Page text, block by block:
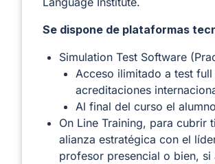
Se dispone de plataformas
Simulation Test Software
Acceso ilimitado a test
acreditaciones
Al final del curso el
On Line Training, para cubrir
alianza estratégica con el
profesor presencial o bien, si